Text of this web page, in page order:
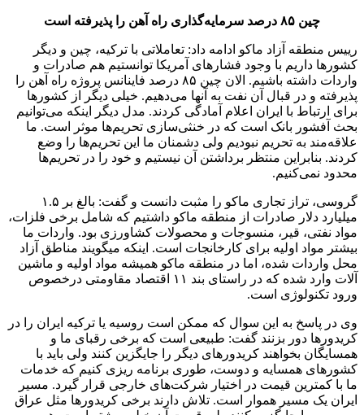
چین ۸۵ درصد سرمایه‌گذاری راه آهن را پذیرفته است
رییس منطقه آزاد ماکو ادامه داد: تعاملاتی با ترکیه، چین و دیگر
کشورها داریم با وجود فشارهای آمریکا توانستیم هم صادرات و
واردات داشته باشیم. الان چین ۸۵ درصد فاینانس پروژه راه آهن را
پذیرفته و در قبال آن نفت به آنها می‌دهیم. خیلی دیگر از کشورها
برای ارتباط با ایران اعلام آمادگی کردند. مدل دیگر اینکه می‌توانیم
بحث آفشور بانک است که در خنثی‌سازی تحریم‌ها موثر است. ما
علاقه‌مند به تحریم نبودیم ولی دشمنان ما این تحریم‌ها را وضع
کردند. بنابراین منتظر برداشتن آن نیستیم و خود را در تحریم‌ها
محدود نمی‌کنیم.
گروسی، تراز تجاری ماکو را مثبت دانست و گفت: بالغ بر ۱.۵
میلیارد دلار صادرات از منطقه ماکو داشتیم که شامل برخی فلزات،
مواد نفتی، قیر، منسوجات و محصولات کشاورزی بود. واردات ما
بیشتر مواد اولیه برای کارخانجات است. اینکه میگویند مناطق آزاد
محل واردات شده، اما در منطقه ماکو همیشه مواد اولیه و ماشین
آلات وارد شده که در راستای بند ۱۱ اقتصاد مقاومتی درخصوص
ورود تکنولوژی است.
وی در پاسخ به این سوال که ممکن است روسیه یا ترکیه ایران را در
کریدورها دور بزنند گفت: طبیعی است که برخی رقبای ما و
همسایگان بخواهند کریدورهای دیگر را جایگزین کنند ولی باید با
کشورهای همسایه و دوست، طوری برنامه ریزی کنیم که خدمات
ما با کمترین قیمت در اختیار شرکت‌های خارجی قرار گیرد. مسیر
ایران یک مسیر هموار است. تلاش دارند برخی کریدورها مثل عراق